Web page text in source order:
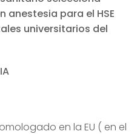
para el HSE
universitarios del
en la EU ( en el